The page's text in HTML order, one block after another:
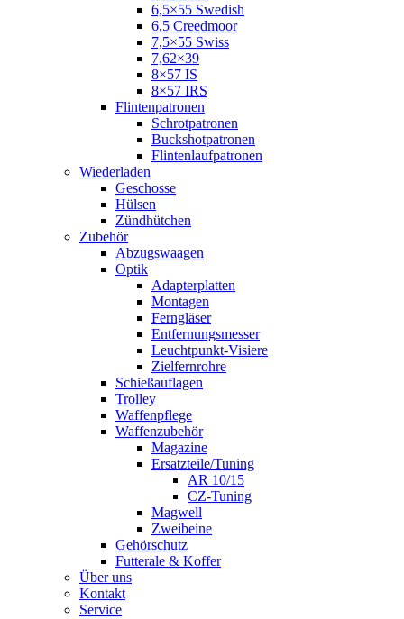
6,5×55 Swedish
6,5 Creedmoor
7,5×55 Swiss
7,62×39
8×57 IS
8×57 IRS
Flintenpatronen
Schrotpatronen
Buckshotpatronen
Flintenlaufpatronen
Wiederladen
Geschosse
Hülsen
Zündhütchen
Zubehör
Abzugswaagen
Optik
Adapterplatten
Montagen
Ferngläser
Entfernungsmesser
Leuchtpunkt-Visiere
Zielfernrohre
Schießauflagen
Trolley
Waffenpflege
Waffenzubehör
Magazine
Ersatzteile/Tuning
AR 10/15
CZ-Tuning
Magwell
Zweibeine
Gehörschutz
Futterale & Koffer
Über uns
Kontakt
Service